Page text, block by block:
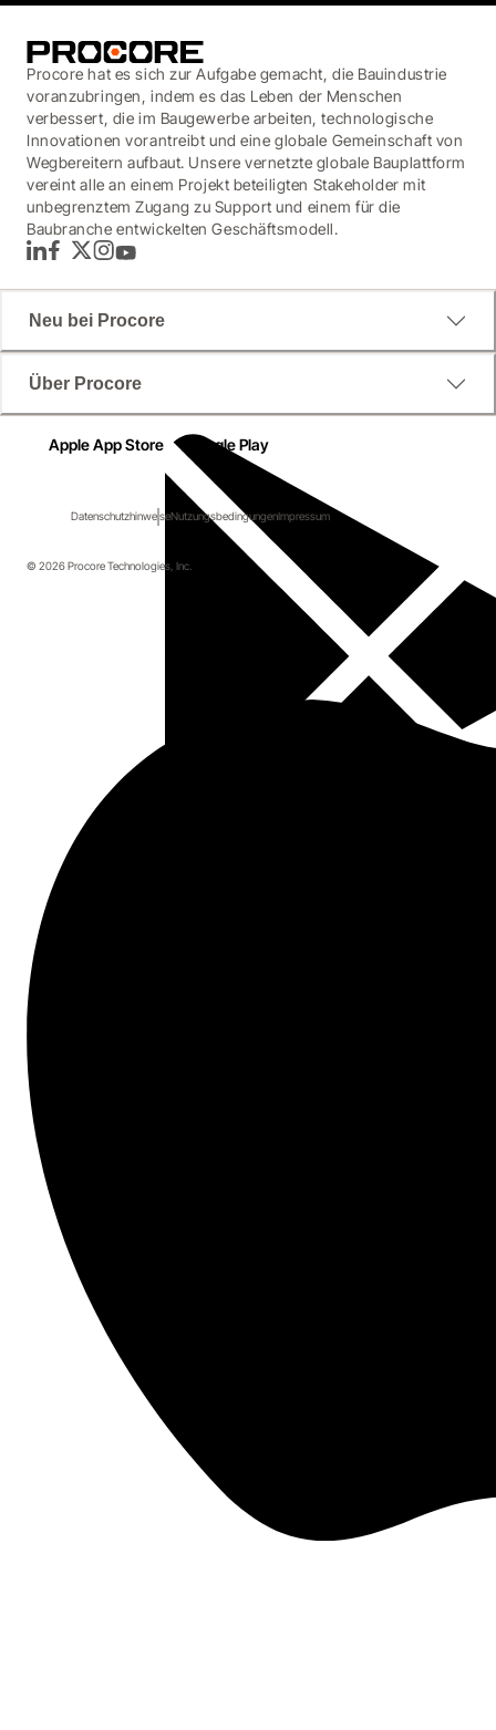
Procore hat es sich zur Aufgabe gemacht, die Bauindustrie
voranzubringen, indem es das Leben der Menschen
verbessert, die im Baugewerbe arbeiten, technologische
Innovationen vorantreibt und eine globale Gemeinschaft von
Wegbereitern aufbaut. Unsere vernetzte globale Bauplattform
vereint alle an einem Projekt beteiligten Stakeholder mit
unbegrenztem Zugang zu Support und einem für die
Baubranche entwickelten Geschäftsmodell.
LinkedInFacebook
TwitterInstagram
YouTube
Neu bei Procore
Über Procore
Apple App Store Google Play
DatenschutzhinweiseNutzungsbedingungenImpressum
© 2026 Procore Technologies, Inc.